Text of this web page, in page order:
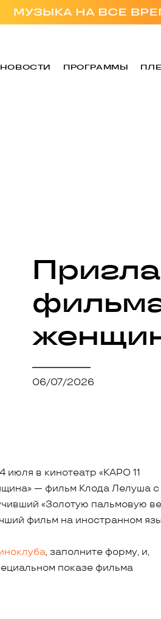
НОВОСТИ ПРОГРАММЫ
06/07/2026
в кинотеатр «КАРО 11
— фильм Клода Лелуша с
«Золотую пальмовую
фильм на иностранном
, заполните форму, и,
показе фильма